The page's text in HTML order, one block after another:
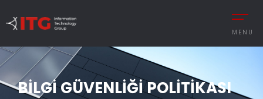
MENU
AUTOMOTIVE
BILGI GÜVENLIĞI POLITIKASI